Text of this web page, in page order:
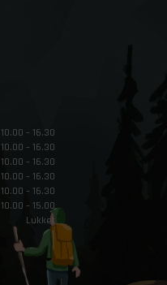
10.00 – 16.30
10.00 – 16.30
10.00 – 16.30
10.00 – 16.30
10.00 – 16.30
10.00 – 15.00
Lukket